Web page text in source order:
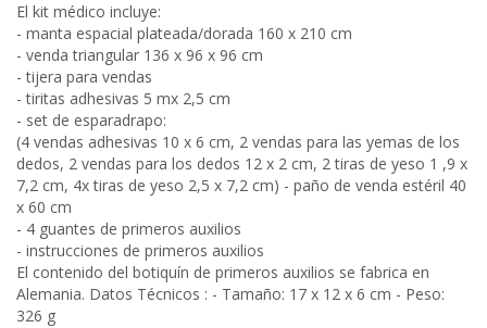
El kit médico incluye:
- manta espacial plateada/dorada 160 x 210 cm
- venda triangular 136 x 96 x 96 cm
- tijera para vendas
- tiritas adhesivas 5 mx 2,5 cm
- set de esparadrapo:
(4 vendas adhesivas 10 x 6 cm, 2 vendas para las yemas de los
dedos, 2 vendas para los dedos 12 x 2 cm, 2 tiras de yeso 1 ,9 x
7,2 cm, 4x tiras de yeso 2,5 x 7,2 cm) - paño de venda estéril 40
x 60 cm
- 4 guantes de primeros auxilios
- instrucciones de primeros auxilios
El contenido del botiquín de primeros auxilios se fabrica en
Alemania. Datos Técnicos : - Tamaño: 17 x 12 x 6 cm - Peso:
326 g